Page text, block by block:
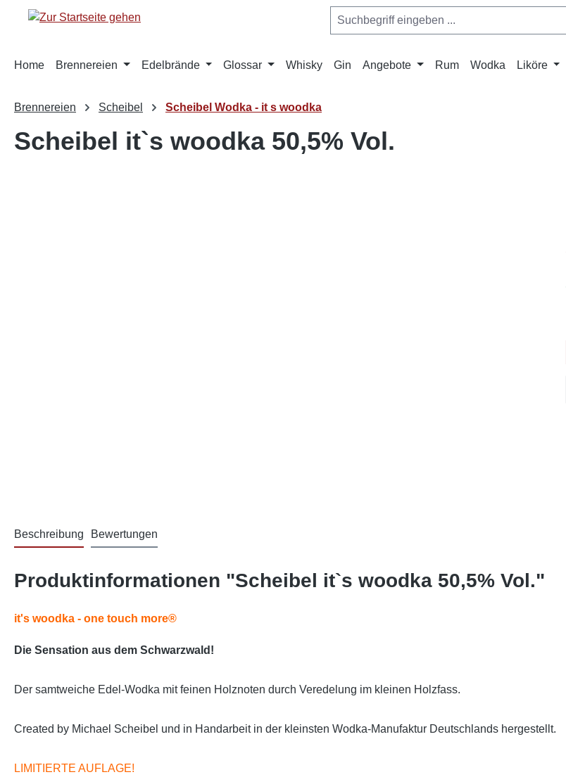
Zur Hauptnavigation springen
Home Brennereien Edelbrände Glossar Whisky Gin Angebote Rum Wodka Liköre
Brennereien Scheibel Scheibel Wodka - it s woodka
Scheibel it`s woodka 50,5% Vol.
Beschreibung Bewertungen
Produktinformationen "Scheibel it`s woodka 50,5% Vol."
it's woodka - one touch more®
Die Sensation aus dem Schwarzwald!
Der samtweiche Edel-Wodka mit feinen Holznoten durch Veredelung im kleinen Holzfass.
Created by Michael Scheibel und in Handarbeit in der kleinsten Wodka-Manufaktur Deutschlands hergestellt.
LIMITIERTE AUFLAGE!